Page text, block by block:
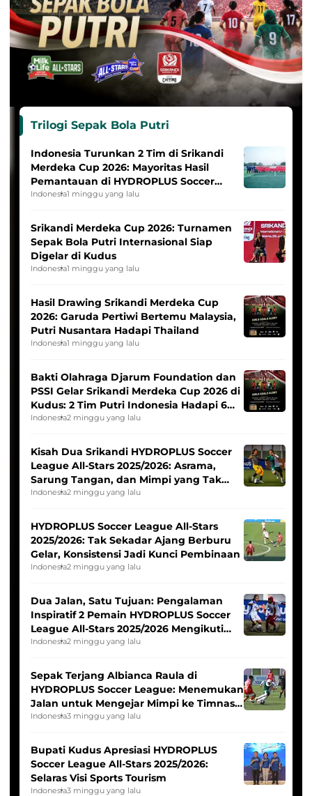
Trilogi Sepak Bola Putri
Indonesia Turunkan 2 Tim di Srikandi
Merdeka Cup 2026: Mayoritas Hasil
Pemantauan di HYDROPLUS Soccer
League
Indonesia1 minggu yang lalu
Srikandi Merdeka Cup 2026: Turnamen
Sepak Bola Putri Internasional Siap
Digelar di Kudus
Indonesia1 minggu yang lalu
Hasil Drawing Srikandi Merdeka Cup
2026: Garuda Pertiwi Bertemu Malaysia,
Putri Nusantara Hadapi Thailand
Indonesia1 minggu yang lalu
Bakti Olahraga Djarum Foundation dan
PSSI Gelar Srikandi Merdeka Cup 2026 di
Kudus: 2 Tim Putri Indonesia Hadapi 6
Tim Asia
Indonesia2 minggu yang lalu
Kisah Dua Srikandi HYDROPLUS Soccer
League All-Stars 2025/2026: Asrama,
Sarung Tangan, dan Mimpi yang Tak
Pernah Padam
Indonesia2 minggu yang lalu
HYDROPLUS Soccer League All-Stars
2025/2026: Tak Sekadar Ajang Berburu
Gelar, Konsistensi Jadi Kunci Pembinaan
Indonesia2 minggu yang lalu
Dua Jalan, Satu Tujuan: Pengalaman
Inspiratif 2 Pemain HYDROPLUS Soccer
League All-Stars 2025/2026 Mengikuti
Seleksi Timnas Indonesia Putri
Indonesia2 minggu yang lalu
Sepak Terjang Albianca Raula di
HYDROPLUS Soccer League: Menemukan
Jalan untuk Mengejar Mimpi ke Timnas
Indonesia Putri
Indonesia3 minggu yang lalu
Bupati Kudus Apresiasi HYDROPLUS
Soccer League All-Stars 2025/2026:
Selaras Visi Sports Tourism
Indonesia3 minggu yang lalu